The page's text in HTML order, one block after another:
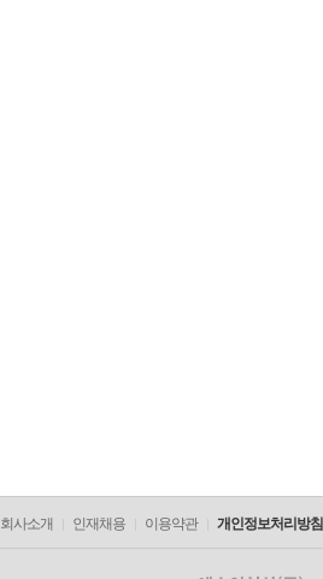
회사소개 인재채용 이용약관 개인정보처리방침